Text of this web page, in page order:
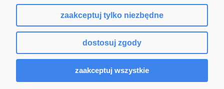
Sklep internetowy Shoper.pl
zaakceptuj tylko niezbędne
dostosuj zgody
zaakceptuj wszystkie